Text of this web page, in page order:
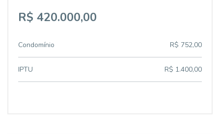
R$ 420.000,00
Condomínio R$ 752,00
IPTU R$ 1.400,00